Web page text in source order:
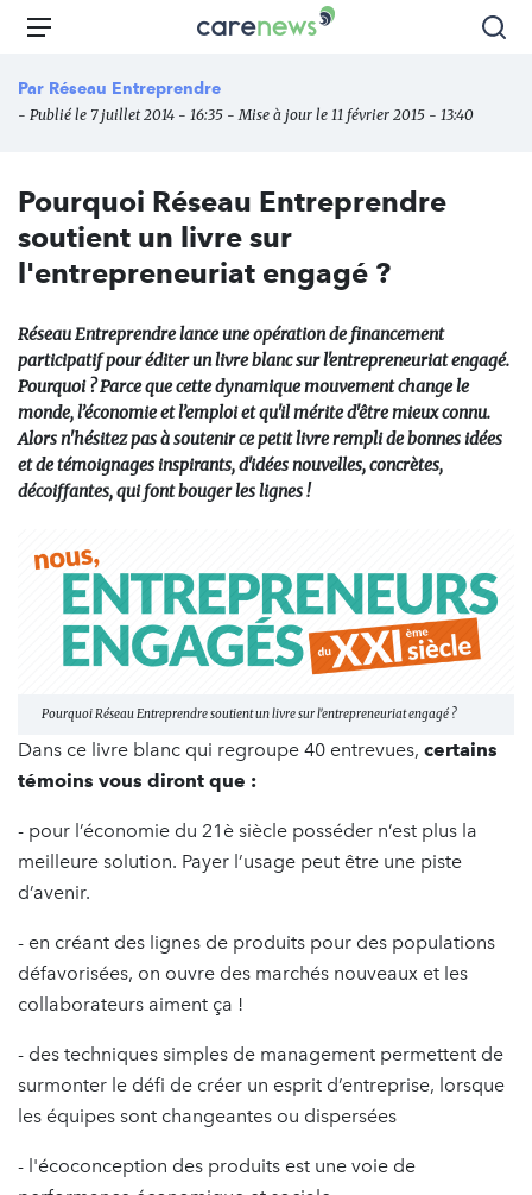
Aller
principal
Carenews,
média
des
l'engagement
Menu
Par Réseau Entreprendre
- Publié le 7 juillet 2014 - 16:35 - Mise à jour le 11 février 2015 - 13:40
Pourquoi Réseau Entreprendre
soutient un livre sur
l'entrepreneuriat engagé ?
Réseau Entreprendre lance une opération de financement
participatif pour éditer un livre blanc sur l'entrepreneuriat engagé.
Pourquoi ? Parce que cette dynamique mouvement change le
monde, l’économie et l’emploi et qu'il mérite d'être mieux connu.
Alors n'hésitez pas à soutenir ce petit livre rempli de bonnes idées
et de témoignages inspirants, d'idées nouvelles, concrètes,
décoiffantes, qui font bouger les lignes !
Pourquoi Réseau Entreprendre soutient un livre sur l'entrepreneuriat engagé ?
Dans ce livre blanc qui regroupe 40 entrevues, certains
témoins vous diront que :
- pour l’économie du 21è siècle posséder n’est plus la
meilleure solution. Payer l’usage peut être une piste
d’avenir.
- en créant des lignes de produits pour des populations
défavorisées, on ouvre des marchés nouveaux et les
collaborateurs aiment ça !
- des techniques simples de management permettent de
surmonter le défi de créer un esprit d’entreprise, lorsque
les équipes sont changeantes ou dispersées
- l'écoconception des produits est une voie de